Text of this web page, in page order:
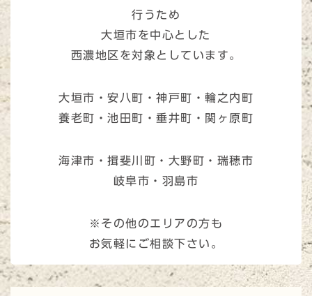
行うため
大垣市を中心とした
西濃地区を対象としています。
大垣市・安八町・神戸町・輪之内町
養老町・池田町・垂井町・関ヶ原町
海津市・揖斐川町・大野町・瑞穂市
岐阜市・羽島市
※その他のエリアの方も
お気軽にご相談下さい。